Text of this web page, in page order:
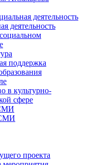
деятельность
деятельность
поддержка
в культурно-
сфере
проекта